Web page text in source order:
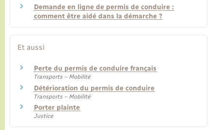
Demande en ligne de permis de conduire :
comment être aidé dans la démarche ?
Et aussi
Perte du permis de conduire français
Transports – Mobilité
Détérioration du permis de conduire
Transports – Mobilité
Porter plainte
Justice